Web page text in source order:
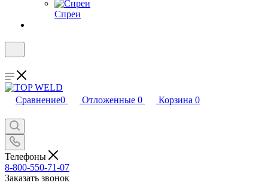
Спреи
Сравнение0 Отложенные 0 Корзина 0
Телефоны
8-800-550-71-07
Заказать звонок